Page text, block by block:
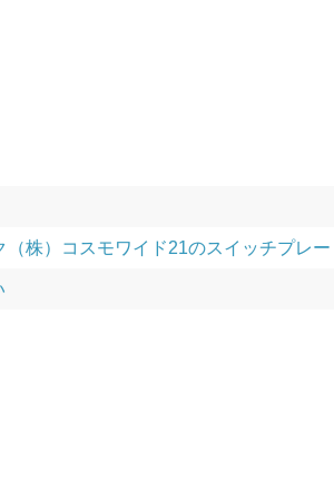
株）コスモワイド21のスイッチプレ